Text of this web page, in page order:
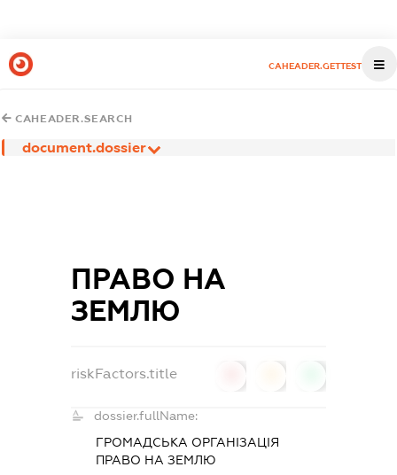
CAHEADER.GETTEST
CAHEADER.SEARCH
document.dossier
ПРАВО НА
ЗЕМЛЮ
riskFactors.title
dossier.fullName:
ГРОМАДСЬКА ОРГАНІЗАЦІЯ
ПРАВО НА ЗЕМЛЮ